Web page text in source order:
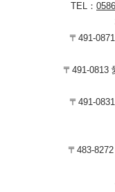
TEL：
〒491-
〒491-0813
〒491-
〒483-